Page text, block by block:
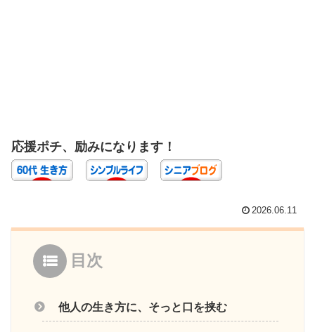
応援ポチ、励みになります！
2026.06.11
目次
他人の生き方に、そっと口を挟む